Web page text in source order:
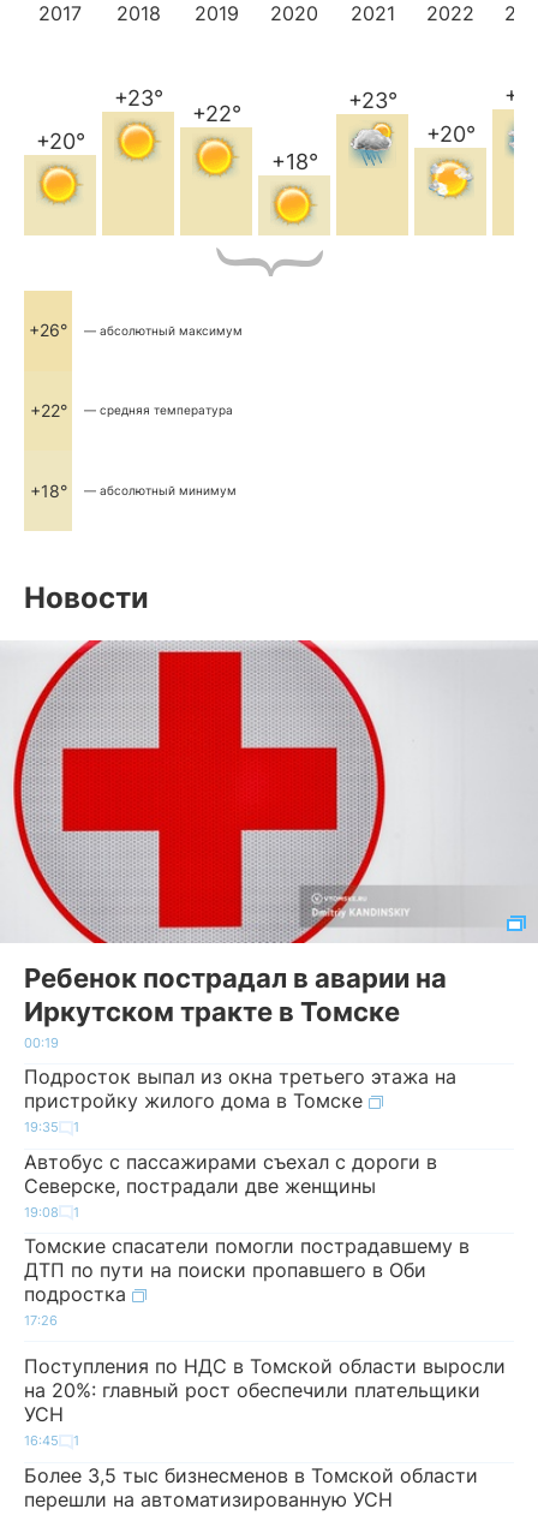
2017
+20°
2018
+23°
2019
+22°
2020
+18°
2021
+23°
2022
+20°
+26° — абсолютный максимум
+22° — средняя температура
+18° — абсолютный минимум
Новости
Ребенок пострадал в аварии на
Иркутском тракте в Томске
00:19
Подросток выпал из окна третьего этажа на
пристройку жилого дома в Томске
19:35 1
Автобус с пассажирами съехал с дороги в
Северске, пострадали две женщины
19:08 1
Томские спасатели помогли пострадавшему в
ДТП по пути на поиски пропавшего в Оби
подростка
17:26
Поступления по НДС в Томской области выросли
на 20%: главный рост обеспечили плательщики
УСН
16:45 1
Более 3,5 тыс бизнесменов в Томской области
перешли на автоматизированную УСН